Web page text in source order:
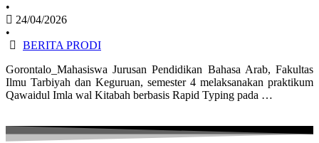
•
24/04/2026
•
BERITA PRODI
Gorontalo_Mahasiswa Jurusan Pendidikan Bahasa Arab, Fakultas
Ilmu Tarbiyah dan Keguruan, semester 4 melaksanakan praktikum
Qawaidul Imla wal Kitabah berbasis Rapid Typing pada …